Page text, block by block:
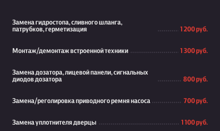
Замена гидростопа, сливного шланга,
патрубков, герметизация
1 200 руб.
Монтаж/демонтаж встроенной техники 1 300 руб.
Замена дозатора, лицевой панели, сигнальных
диодов дозатора
800 руб.
Замена/реголировка приводного ремня насоса 700 руб.
Замена уплотнителя дверцы 1 100 руб.